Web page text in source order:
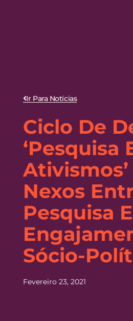
Ir Para Notícias
Ciclo De
‘Pesquisa
Nexos
Pesquisa E
Sócio-
Fevereiro 23, 2021